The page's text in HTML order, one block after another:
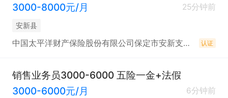
3000-8000元/月
25分钟前
安新县
中国太平洋财产保险股份有限公司保定市安新支公司 认证
销售业务员3000-6000 五险一金+法假
3000-6000元/月
6分钟前